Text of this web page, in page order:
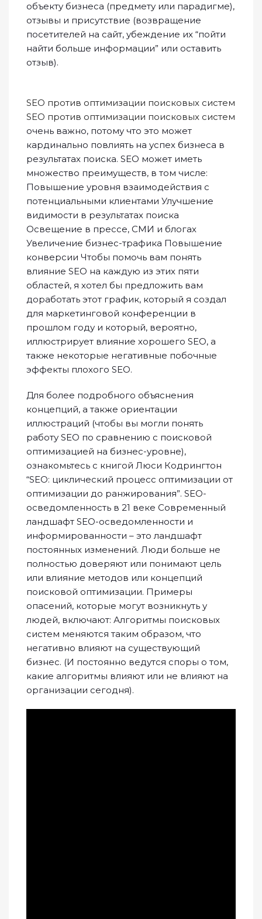
объекту бизнеса (предмету или парадигме),
отзывы и присутствие (возвращение
посетителей на сайт, убеждение их “пойти
найти больше информации” или оставить
отзыв).
SEO против оптимизации поисковых систем
SEO против оптимизации поисковых систем
очень важно, потому что это может
кардинально повлиять на успех бизнеса в
результатах поиска. SEO может иметь
множество преимуществ, в том числе:
Повышение уровня взаимодействия с
потенциальными клиентами Улучшение
видимости в результатах поиска
Освещение в прессе, СМИ и блогах
Увеличение бизнес-трафика Повышение
конверсии Чтобы помочь вам понять
влияние SEO на каждую из этих пяти
областей, я хотел бы предложить вам
доработать этот график, который я создал
для маркетинговой конференции в
прошлом году и который, вероятно,
иллюстрирует влияние хорошего SEO, а
также некоторые негативные побочные
эффекты плохого SEO.
Для более подробного объяснения
концепций, а также ориентации
иллюстраций (чтобы вы могли понять
работу SEO по сравнению с поисковой
оптимизацией на бизнес-уровне),
ознакомьтесь с книгой Люси Кодрингтон
“SEO: циклический процесс оптимизации от
оптимизации до ранжирования”. SEO-
осведомленность в 21 веке Современный
ландшафт SEO-осведомленности и
информированности – это ландшафт
постоянных изменений. Люди больше не
полностью доверяют или понимают цель
или влияние методов или концепций
поисковой оптимизации. Примеры
опасений, которые могут возникнуть у
людей, включают: Алгоритмы поисковых
систем меняются таким образом, что
негативно влияют на существующий
бизнес. (И постоянно ведутся споры о том,
какие алгоритмы влияют или не влияют на
организации сегодня).